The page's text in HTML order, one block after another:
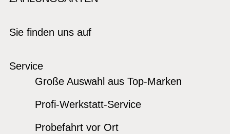
Sie finden uns auf
Service
Große Auswahl aus Top-Marken
Profi-Werkstatt-Service
Probefahrt vor Ort